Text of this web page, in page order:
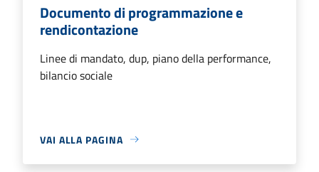
Documento di programmazione e
rendicontazione
Linee di mandato, dup, piano della performance,
bilancio sociale
VAI ALLA PAGINA